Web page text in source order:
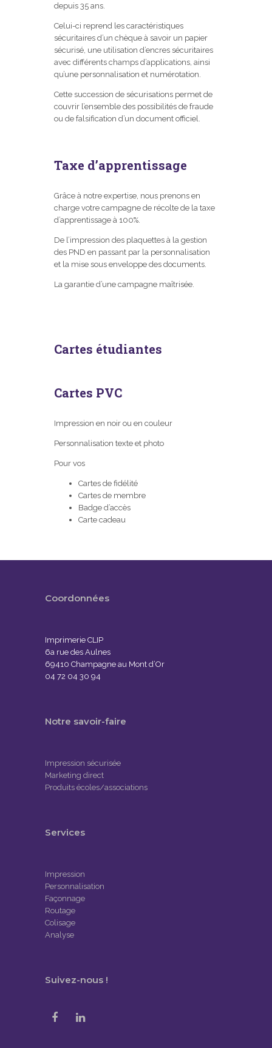
depuis 35 ans.
Celui-ci reprend les caractéristiques
sécuritaires d’un chèque à savoir un papier
sécurisé, une utilisation d’encres sécuritaires
avec différents champs d’applications, ainsi
qu’une personnalisation et numérotation.
Cette succession de sécurisations permet de
couvrir l’ensemble des possibilités de fraude
ou de falsification d’un document officiel.
Taxe d’apprentissage
Grâce à notre expertise, nous prenons en
charge votre campagne de récolte de la taxe
d’apprentissage à 100%.
De l’impression des plaquettes à la gestion
des PND en passant par la personnalisation
et la mise sous enveloppe des documents.
La garantie d’une campagne maîtrisée.
Cartes étudiantes
Cartes PVC
Impression en noir ou en couleur
Personnalisation texte et photo
Pour vos
Cartes de fidélité
Cartes de membre
Badge d’accès
Carte cadeau
Coordonnées
Imprimerie CLIP
6a rue des Aulnes
69410 Champagne au Mont d’Or
04 72 04 30 94
Notre savoir-faire
Impression sécurisée
Marketing direct
Produits écoles/associations
Services
Impression
Personnalisation
Façonnage
Routage
Colisage
Analyse
Suivez-nous !